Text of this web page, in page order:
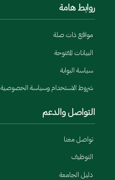
روابط هامة
مواقع ذات صلة
البيانات المفتوحة
سياسة البوابة
شروط الاستخدام وسياسة الخصوصية
التواصل والدعم
تواصل معنا
التوظيف
دليل الجامعة